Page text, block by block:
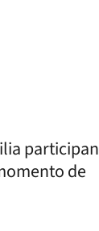
participan
de